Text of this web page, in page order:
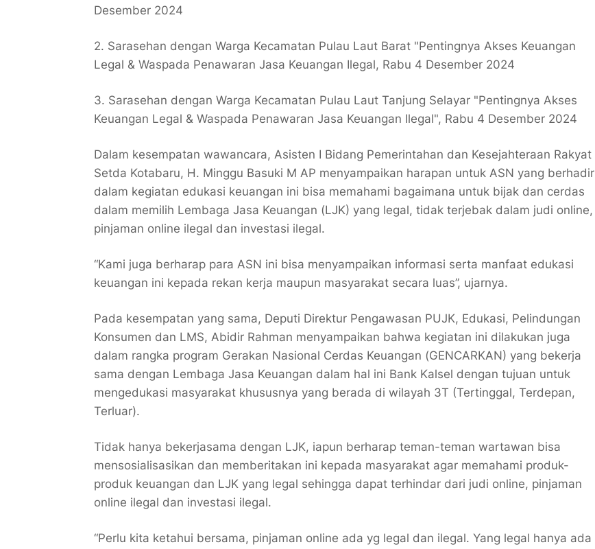
Desember 2024
2. Sarasehan dengan Warga Kecamatan Pulau Laut Barat "Pentingnya Akses Keuangan
Legal & Waspada Penawaran Jasa Keuangan Ilegal, Rabu 4 Desember 2024
3. Sarasehan dengan Warga Kecamatan Pulau Laut Tanjung Selayar "Pentingnya Akses
Keuangan Legal & Waspada Penawaran Jasa Keuangan Ilegal", Rabu 4 Desember 2024
Dalam kesempatan wawancara, Asisten I Bidang Pemerintahan dan Kesejahteraan Rakyat
Setda Kotabaru, H. Minggu Basuki M AP menyampaikan harapan untuk ASN yang berhadir
dalam kegiatan edukasi keuangan ini bisa memahami bagaimana untuk bijak dan cerdas
dalam memilih Lembaga Jasa Keuangan (LJK) yang legal, tidak terjebak dalam judi online,
pinjaman online ilegal dan investasi ilegal.
“Kami juga berharap para ASN ini bisa menyampaikan informasi serta manfaat edukasi
keuangan ini kepada rekan kerja maupun masyarakat secara luas”, ujarnya.
Pada kesempatan yang sama, Deputi Direktur Pengawasan PUJK, Edukasi, Pelindungan
Konsumen dan LMS, Abidir Rahman menyampaikan bahwa kegiatan ini dilakukan juga
dalam rangka program Gerakan Nasional Cerdas Keuangan (GENCARKAN) yang bekerja
sama dengan Lembaga Jasa Keuangan dalam hal ini Bank Kalsel dengan tujuan untuk
mengedukasi masyarakat khususnya yang berada di wilayah 3T (Tertinggal, Terdepan,
Terluar).
Tidak hanya bekerjasama dengan LJK, iapun berharap teman-teman wartawan bisa
mensosialisasikan dan memberitakan ini kepada masyarakat agar memahami produk-
produk keuangan dan LJK yang legal sehingga dapat terhindar dari judi online, pinjaman
online ilegal dan investasi ilegal.
“Perlu kita ketahui bersama, pinjaman online ada yg legal dan ilegal. Yang legal hanya ada